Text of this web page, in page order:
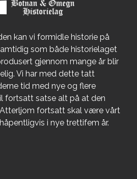
kan vi formidle historie på
som både historielaget
gjennom mange år blir
Vi har med dette tatt
tid med nye og flere
fortsatt satse alt på at den
fortsatt skal være vårt
i nye trettifem år.